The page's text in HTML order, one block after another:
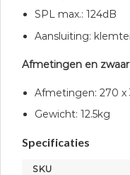
SPL max.: 124dB
Aansluiting:
Afmetingen en
Afmetingen: 270
Gewicht: 12.5kg
Specificaties
SKU